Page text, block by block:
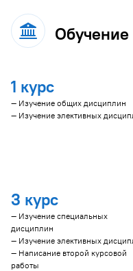
Обучение
1 курс
— Изучение общих дисциплин
— Изучение элективных
3 курс
— Изучение специальных
дисциплин
— Изучение элективных
— Написание второй курсовой
работы